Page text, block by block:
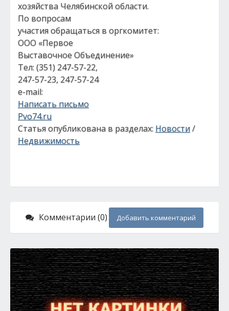
хозяйства Челябинской области.
По вопросам
участия обращаться в оргкомитет:
ООО «Первое
Выставочное Объединение»
Тел: (351) 247-57-22,
247-57-23, 247-57-24
e-mail:
Написать письмо
Pvo74.ru
Статья опубликована в разделах: Новости/
Недвижимость
Комментарии (0) Добавить комментарий